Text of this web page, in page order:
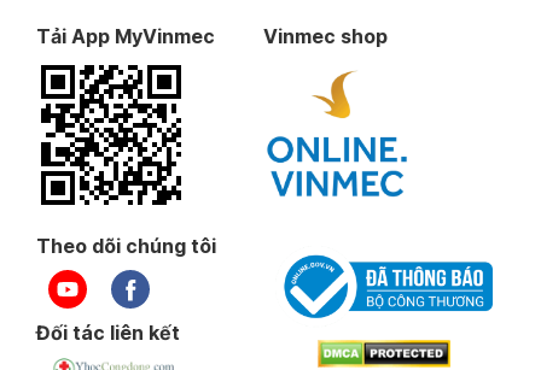
Tải App MyVinmec Vinmec shop
Theo dõi chúng tôi
Đối tác liên kết